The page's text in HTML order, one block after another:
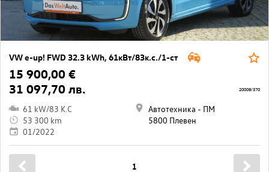
VW e-up! FWD 32.3 kWh, 61кВт/83к.с./1-ст
15 900,00 €
31 097,70 лв.
61 kW/83 K.C
53 300 km
01/2022
Автотехника - ПМ
5800 Плевен
20008/370
1